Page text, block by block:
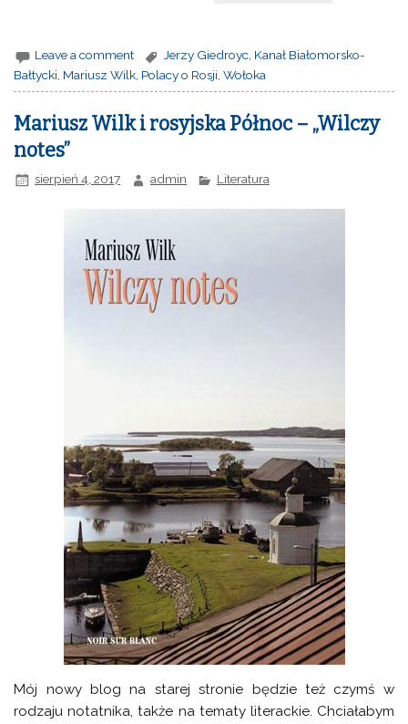
Leave a comment Jerzy Giedroyc, Kanał Białomorsko-
Bałtycki Mariusz Wilk Polacy o Rosji ,Wołoka
Mariusz Wilk i rosyjska Północ – „Wilczy
notes”
sierpień 4, 2017 admin Literatura
Mój nowy blog na starej stronie będzie też czymś w
rodzaju notatnika, także na tematy literackie. Chciałabym